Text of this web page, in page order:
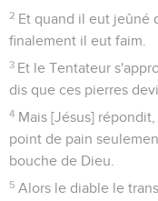
2 Et quand il eut jeûné
finalement il eut faim.
3 Et le Tentateur
dis que ces pierres
4 Mais [Jésus]
point de pain
bouche de Dieu.
5 Alors le diable le